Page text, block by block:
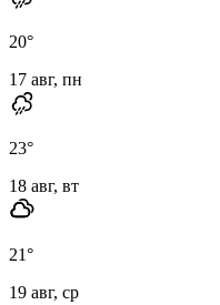
20°
17 авг, пн
23°
18 авг, вт
21°
19 авг, ср